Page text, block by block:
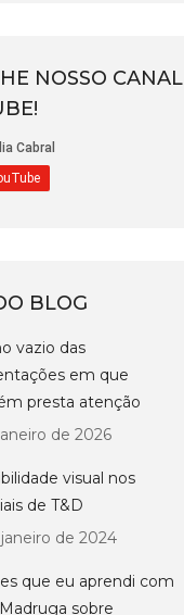
NOSSO CANAL
BLOG
vazio das
em que
presta atenção
de 2026
visual nos
de T&D
de 2024
que eu aprendi com
sobre